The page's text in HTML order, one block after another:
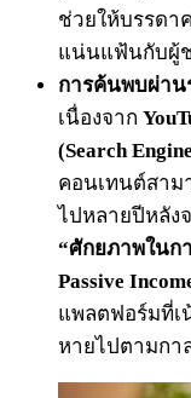
ช่วยให้บรรดา
แน่นแฟ้นกับผู้
การค้นพบผ่า
เนื่องจาก
(Search
คอนเทนต์สาม
ไปหลายปีหลัง
“ศักยภาพในก
Passive
แพลตฟอร์มที่เ
หายไปตามกา